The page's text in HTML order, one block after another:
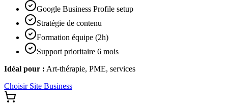
Google Business Profile setup
Stratégie de contenu
Formation équipe (2h)
Support prioritaire 6 mois
Idéal pour : Art-thérapie, PME, services
Choisir Site Business